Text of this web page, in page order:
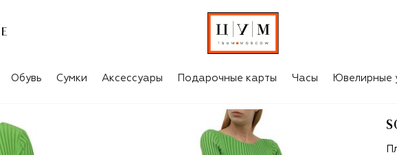
Обувь Сумки Аксессуары Подарочные карты Часы Ювелирные